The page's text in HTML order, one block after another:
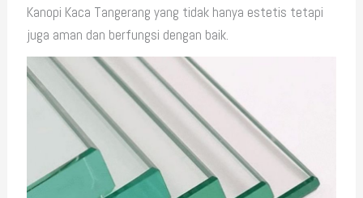
Kanopi Kaca Tangerang yang tidak hanya estetis tetapi
juga aman dan berfungsi dengan baik.